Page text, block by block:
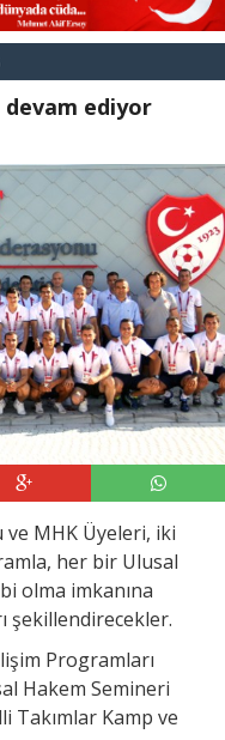
devam ediyor
MHK Üyeleri, iki
her bir Ulusal
olma imkanına
şekillendirecekler.
Programları
Hakem Semineri
Takımlar Kamp ve